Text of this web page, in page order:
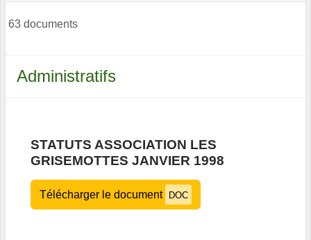
63 documents
Administratifs
STATUTS ASSOCIATION LES
GRISEMOTTES JANVIER 1998
Télécharger le document DOC